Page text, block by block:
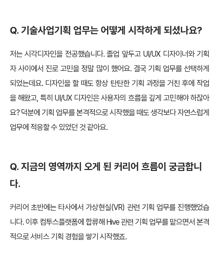
Q. 기술사업기획 업무는 어떻게 시작하게 되셨나요?
저는 시각디자인을 전공했습니다. 졸업 앞두고 UI/UX 디자이너와 기획
자 사이에서 진로 고민을 정말 많이 했어요. 결국 기획 업무를 선택하게
되었는데요. 디자인을 할 때도 항상 탄탄한 기획 과정을 거친 후에 작업
을 해왔고, 특히 UI/UX 디자인은 사용자의 흐름을 깊게 고민해야 하잖아
요? 덕분에 기획 업무를 본격적으로 시작했을 때도 생각보다 자연스럽게
업무에 적응할 수 있었던 것 같아요.
Q. 지금의 영역까지 오게 된 커리어 흐름이 궁금합니
다.
커리어 초반에는 타사에서 가상현실(VR) 관련 기획 업무를 진행했었습
니다. 이후 컴투스플랫폼에 합류해 Hive 관련 기획 업무를 맡으면서 본격
적으로 서비스 기획 경험을 쌓기 시작했죠.